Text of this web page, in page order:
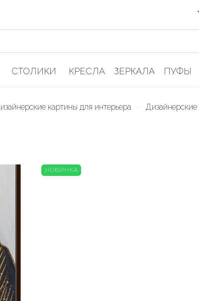
СТОЛИКИ КРЕСЛА ЗЕРКАЛА ПУФЫ
картины для интерьера Дизайнерские
НОВИНКА